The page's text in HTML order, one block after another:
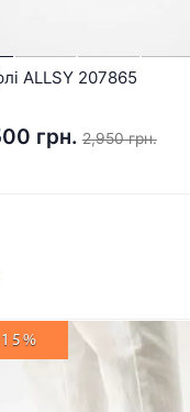
ALLSY 207865
грн. 2,950 грн.